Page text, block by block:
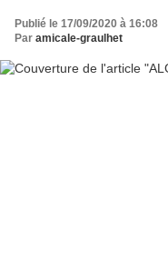
Publié le 17/09/2020 à 16:08
Par amicale-graulhet